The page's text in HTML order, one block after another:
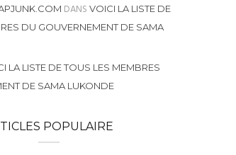
DANS VOICI LA LISTE DE
DU GOUVERNEMENT DE SAMA
LA LISTE DE TOUS LES MEMBRES
DE SAMA LUKONDE
POPULAIRE